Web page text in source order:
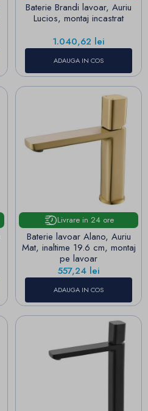
Baterie Brandi lavoar, Auriu
Lucios, montaj incastrat
Pret
1.040,62 lei
ADAUGA IN COS
Livrare in 24 ore
Baterie lavoar Alano, Auriu
Mat, inaltime 19.6 cm, montaj
pe lavoar
Pret
557,24 lei
ADAUGA IN COS